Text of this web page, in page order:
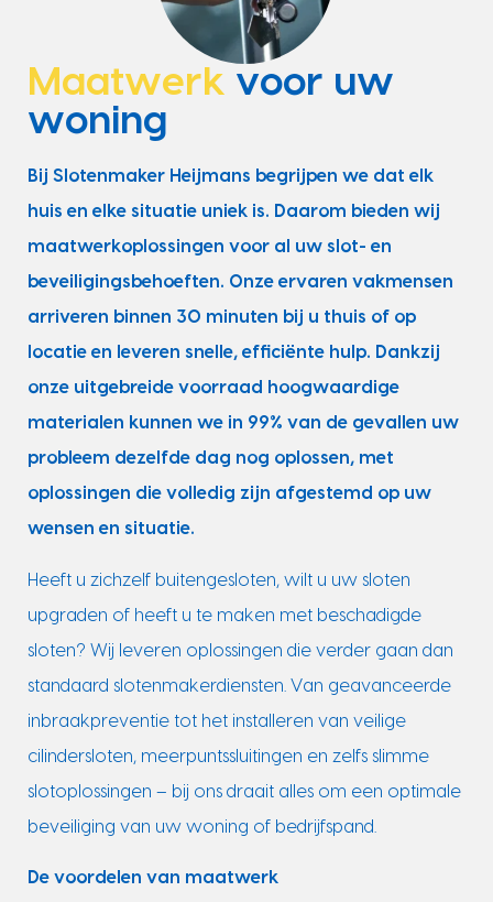
Maatwerk voor uw
woning
Bij Slotenmaker Heijmans begrijpen we dat elk
huis en elke situatie uniek is. Daarom bieden wij
maatwerkoplossingen voor al uw slot- en
beveiligingsbehoeften. Onze ervaren vakmensen
arriveren binnen 30 minuten bij u thuis of op
locatie en leveren snelle, efficiënte hulp. Dankzij
onze uitgebreide voorraad hoogwaardige
materialen kunnen we in 99% van de gevallen uw
probleem dezelfde dag nog oplossen, met
oplossingen die volledig zijn afgestemd op uw
wensen en situatie.
Heeft u zichzelf buitengesloten, wilt u uw sloten
upgraden of heeft u te maken met beschadigde
sloten? Wij leveren oplossingen die verder gaan dan
standaard slotenmakerdiensten. Van geavanceerde
inbraakpreventie tot het installeren van veilige
cilindersloten, meerpuntssluitingen en zelfs slimme
slotoplossingen – bij ons draait alles om een optimale
beveiliging van uw woning of bedrijfspand.
De voordelen van maatwerk